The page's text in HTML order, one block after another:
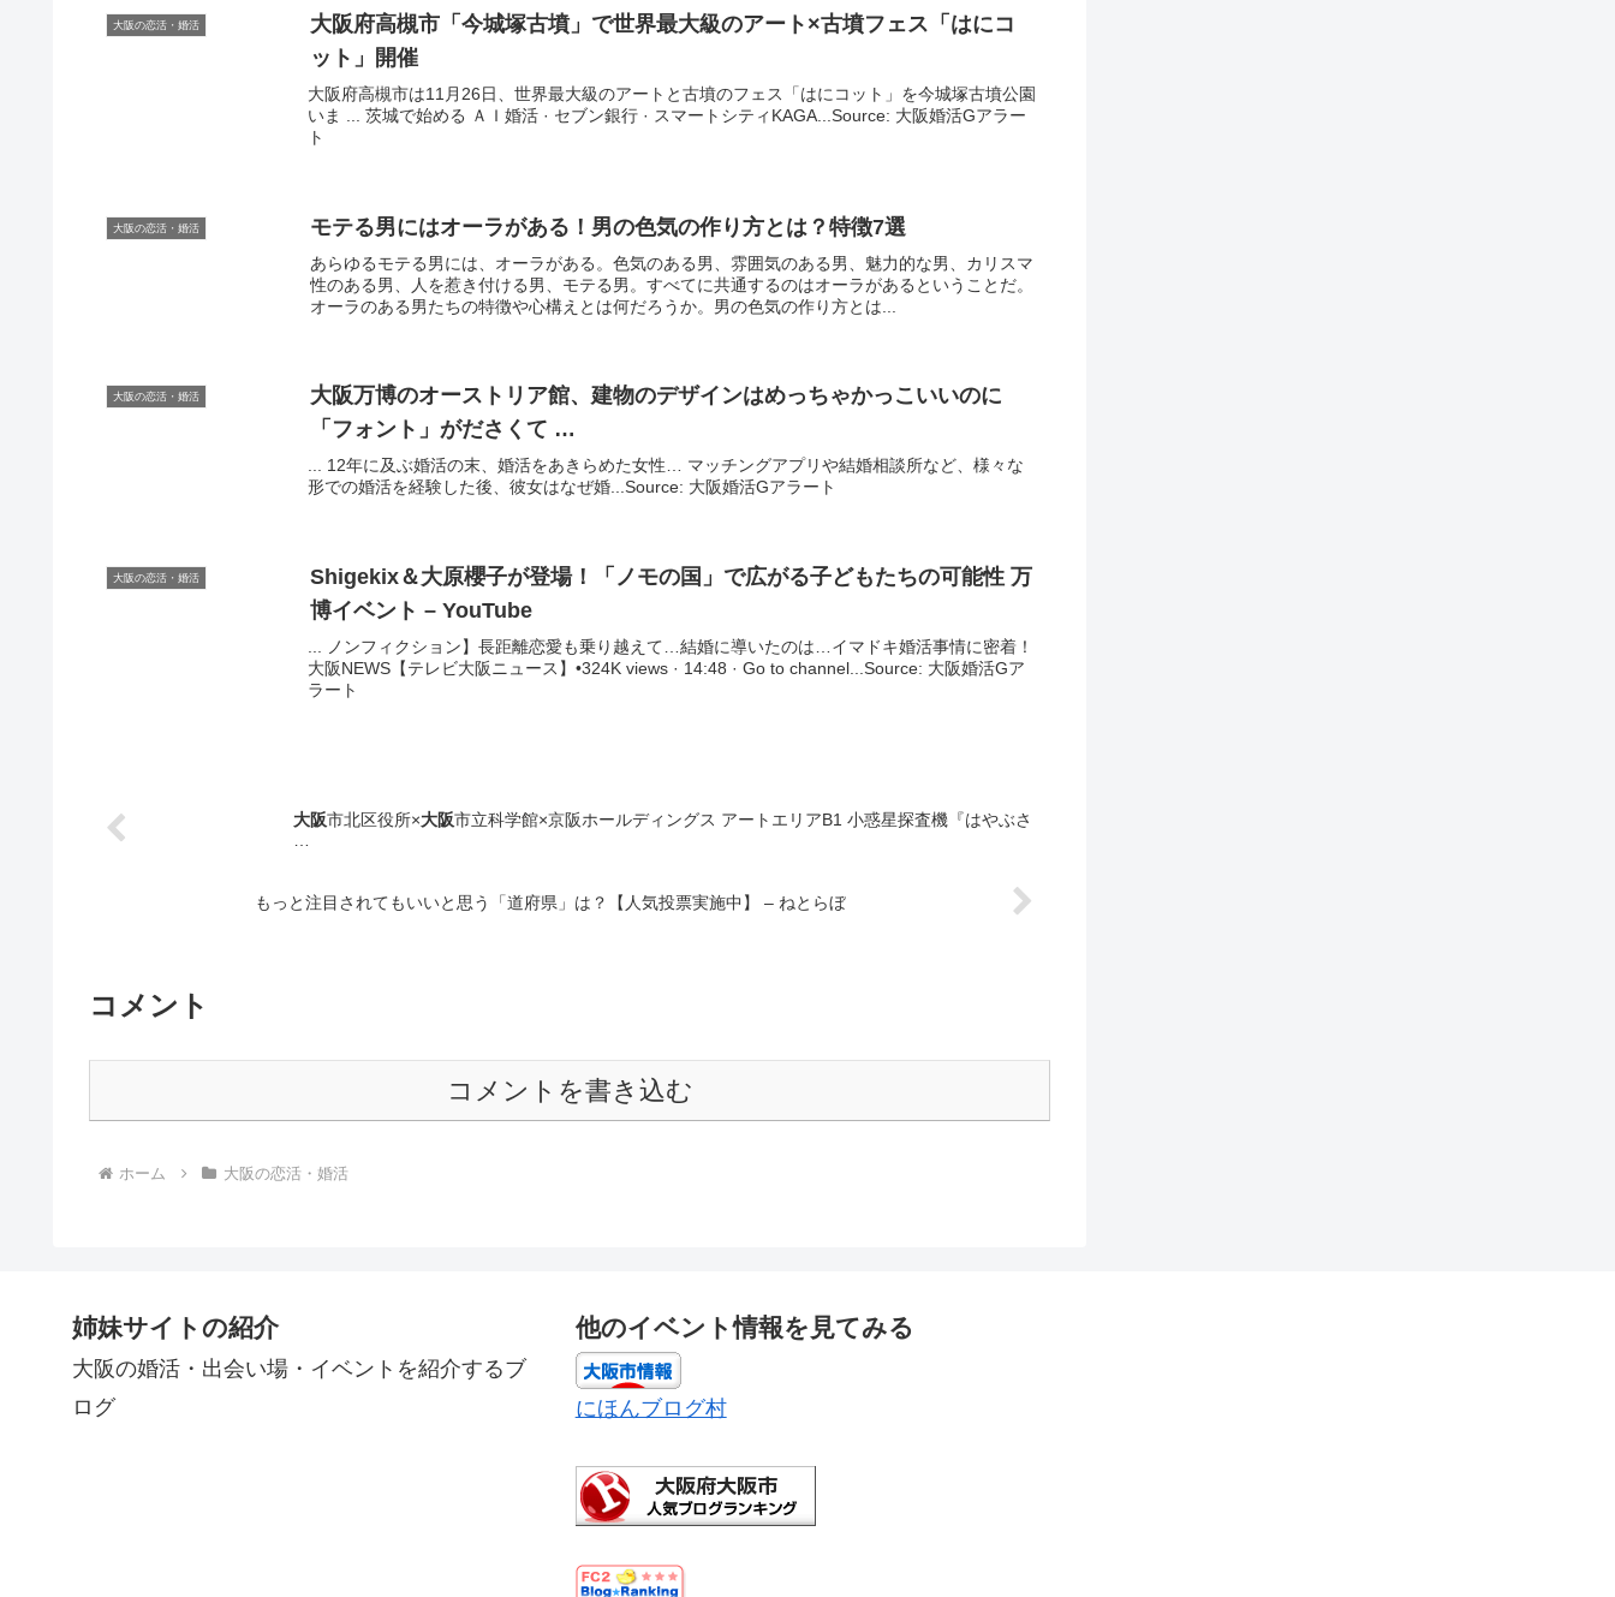
大阪の恋活・婚活 大阪府高槻市「今城塚古墳」で世界最大級のアート×古墳フェス「はにコ
ット」開催
大阪府高槻市は11月26日、世界最大級のアートと古墳のフェス「はにコット」を今城塚古墳公園
いま ... 茨城で始める ＡＩ婚活 · セブン銀行 · スマートシティKAGA...Source: 大阪婚活Gアラー
ト
大阪の恋活・婚活 モテる男にはオーラがある！男の色気の作り方とは？特徴7選
あらゆるモテる男には、オーラがある。色気のある男、雰囲気のある男、魅力的な男、カリスマ
性のある男、人を惹き付ける男、モテる男。すべてに共通するのはオーラがあるということだ。
オーラのある男たちの特徴や心構えとは何だろうか。男の色気の作り方とは...
大阪の恋活・婚活 大阪万博のオーストリア館、建物のデザインはめっちゃかっこいいのに
「フォント」がださくて …
... 12年に及ぶ婚活の末、婚活をあきらめた女性… マッチングアプリや結婚相談所など、様々な
形での婚活を経験した後、彼女はなぜ婚...Source: 大阪婚活Gアラート
大阪の恋活・婚活
Shigekix＆大原櫻子が登場！「ノモの国」で広がる子どもたちの可能性 万
博イベント – YouTube
... ノンフィクション】長距離恋愛も乗り越えて…結婚に導いたのは…イマドキ婚活事情に密着！
大阪NEWS【テレビ大阪ニュース】•324K views · 14:48 · Go to channel...Source: 大阪婚活Gア
ラート
大阪市北区役所×大阪市立科学館×京阪ホールディングス アートエリアB1 小惑星探査機『はやぶさ
もっと注目されてもいいと思う「道府県」は？【人気投票実施中】 – ねとらぼ
コメント
コメントを書き込む
ホーム 大阪の恋活・婚活
姉妹サイトの紹介
大阪の婚活・出会い場・イベントを紹介するブ
ログ
他のイベント情報を見てみる
にほんブログ村